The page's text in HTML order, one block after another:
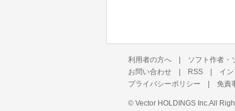
利用者の方へ | ソフト作者・
お問い合わせ | RSS | イ
プライバシーポリシー | 免責
© Vector HOLDINGS Inc. All